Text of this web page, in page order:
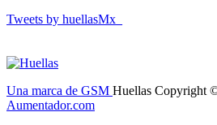
Tweets by huellasMx_
Una marca de GSM Huellas Copyright
Aumentador.com